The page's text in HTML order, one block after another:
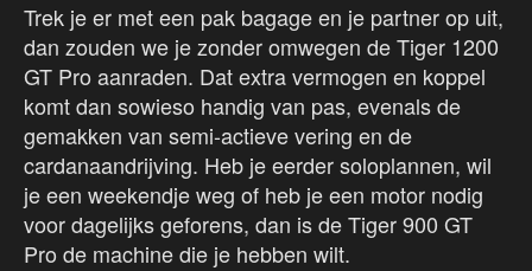
Trek je er met een pak bagage en je partner op uit,
dan zouden we je zonder omwegen de Tiger 1200
GT Pro aanraden. Dat extra vermogen en koppel
komt dan sowieso handig van pas, evenals de
gemakken van semi-actieve vering en de
cardanaandrijving. Heb je eerder soloplannen, wil
je een weekendje weg of heb je een motor nodig
voor dagelijks geforens, dan is de Tiger 900 GT
Pro de machine die je hebben wilt.